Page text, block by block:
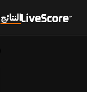
النتائج